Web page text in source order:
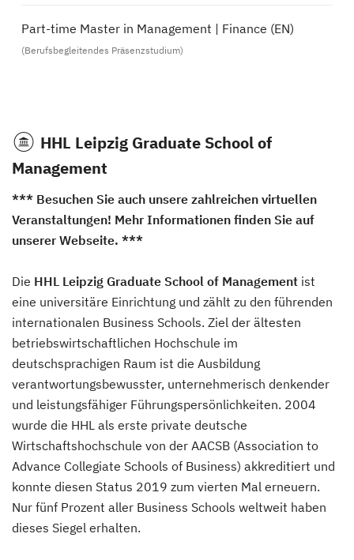
Part-time Master in Management | Finance (EN)
(Berufsbegleitendes Präsenzstudium)
HHL Leipzig Graduate School of
Management
*** Besuchen Sie auch unsere zahlreichen virtuellen
Veranstaltungen! Mehr Informationen finden Sie auf
unserer Webseite. ***
Die HHL Leipzig Graduate School of Management ist
eine universitäre Einrichtung und zählt zu den führenden
internationalen Business Schools. Ziel der ältesten
betriebswirtschaftlichen Hochschule im
deutschsprachigen Raum ist die Ausbildung
verantwortungsbewusster, unternehmerisch denkender
und leistungsfähiger Führungspersönlichkeiten. 2004
wurde die HHL als erste private deutsche
Wirtschaftshochschule von der AACSB (Association to
Advance Collegiate Schools of Business) akkreditiert und
konnte diesen Status 2019 zum vierten Mal erneuern.
Nur fünf Prozent aller Business Schools weltweit haben
dieses Siegel erhalten.